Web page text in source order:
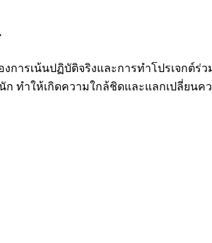
การเน้นปฏิบัติจริงและการทำโปรเจกต์ร่
ทำให้เกิดความใกล้ชิดและแลกเปลี่ยนค